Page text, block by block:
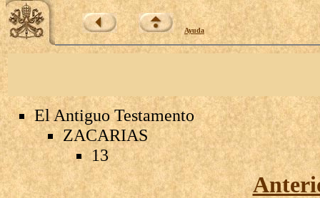
Ayuda
El Antiguo Testamento
ZACARIAS
13